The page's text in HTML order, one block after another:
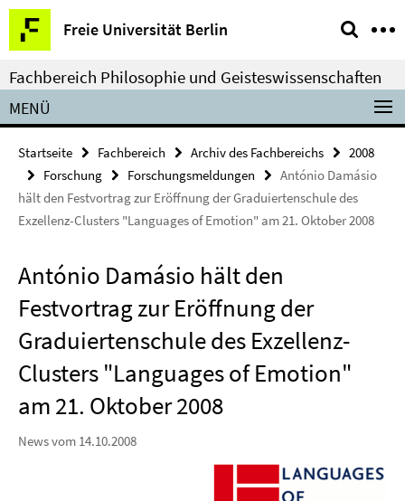
Springe
direkt
zu
Inhalt
Freie Universität Berlin
Service-
Navigation
Fachbereich Philosophie und Geisteswissenschaften
MENÜ
Startseite Fachbereich Archiv des Fachbereichs
2008
Forschung
Forschungsmeldungen
António Damásio
hält den Festvortrag zur Eröffnung der Graduiertenschule des
Exzellenz-Clusters "Languages of Emotion" am 21. Oktober 2008
António Damásio hält den
Festvortrag zur Eröffnung der
Graduiertenschule des Exzellenz-
Clusters "Languages of Emotion"
am 21. Oktober 2008
News vom 14.10.2008